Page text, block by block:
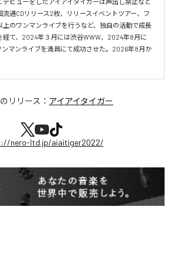
通CDリリース2枚、リリースイベントツアー、フ
上のワンマンライブを行うなど、独自の活動で成長
経て、2024年３月には渋谷WWW、2024年8月に
マンライブを満員にて成功させた。2026年8月か
リリース： アイアイタイガー
nero-ltd.jp/aiaitiger2022/